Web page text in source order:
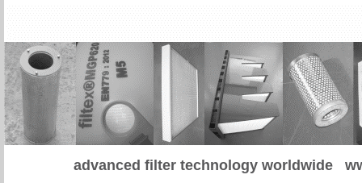
advanced filter technology worldwide